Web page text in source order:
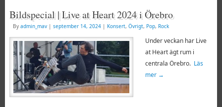
Bildspecial | Live at Heart 2024 i Örebro
By admin_mav | september 14, 2024 | Konsert, Övrigt, Pop, Rock
Under veckan har Live
at Heart ägt rum i
centrala Örebro. Läs
mer →